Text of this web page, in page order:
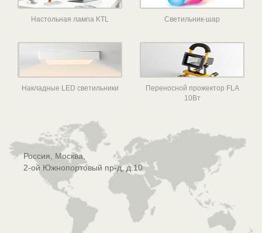
Настольная лампа KTL Светильник-шар
Накладные LED светильники
Переносной прожектор FLA
10Вт
Россия, Москва,
2-ой Южнопортовый пр-д, д.10